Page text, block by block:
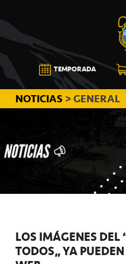
a
la
navegación
principal
al
contenido
principal
a
la
barra
lateral
principal
CB
CANARIAS
TEMPORADA
NOTICIAS > GENERAL
LOS IMÁGENES DEL
TODOS” YA